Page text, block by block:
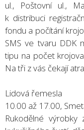
ul., Poštovní ul.,
k distribuci
fondu a počítání
SMS ve tvaru DDK
tipu na počet
Na tři z vás čekají
Lidová řemesla
10.00 až 17.00,
Rukodělné